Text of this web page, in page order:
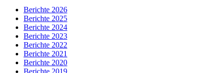
Berichte 2026
Berichte 2025
Berichte 2024
Berichte 2023
Berichte 2022
Berichte 2021
Berichte 2020
Berichte 2019